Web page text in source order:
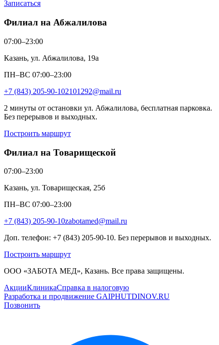
Записаться
Филиал на Абжалилова
07:00–23:00
Казань, ул. Абжалилова, 19а
ПН–ВС 07:00–23:00
+7 (843) 205-90-102101292@mail.ru
2 минуты от остановки ул. Абжалилова, бесплатная парковка.
Без перерывов и выходных.
Построить маршрут
Филиал на Товарищеской
07:00–23:00
Казань, ул. Товарищеская, 25б
ПН–ВС 07:00–23:00
+7 (843) 205-90-10zabotamed@mail.ru
Доп. телефон: +7 (843) 205-90-10. Без перерывов и выходных.
Построить маршрут
ООО «ЗАБОТА МЕД», Казань. Все права защищены.
АкцииКлиникаСправка в налоговую
Разработка и продвижение GAIPHUTDINOV.RU
Позвонить